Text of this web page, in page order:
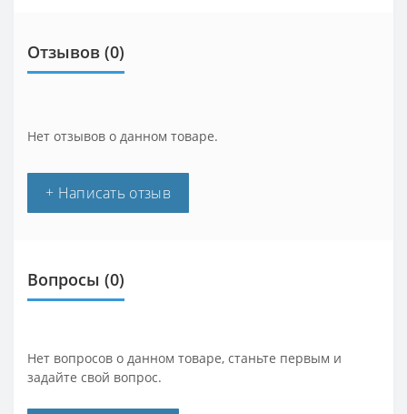
Отзывов (0)
Нет отзывов о данном товаре.
+ Написать отзыв
Вопросы (0)
Нет вопросов о данном товаре, станьте первым и
задайте свой вопрос.